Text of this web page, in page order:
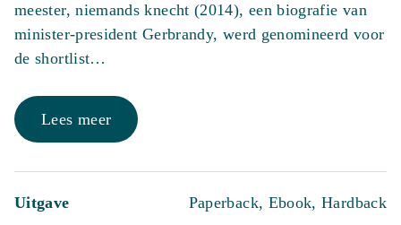
meester, niemands knecht (2014), een biografie van
minister-president Gerbrandy, werd genomineerd voor
de shortlist…
Lees meer
Uitgave
Paperback, Ebook, Hardback